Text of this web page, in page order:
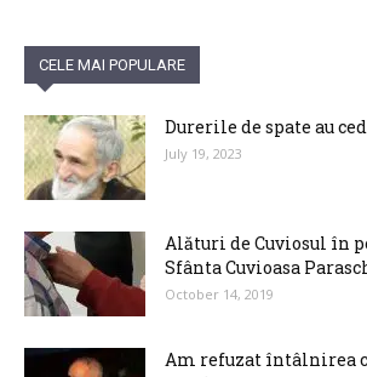
CELE MAI POPULARE
Durerile de spate au
July 19, 2023
Alături de Cuviosul în
Sfânta Cuvioasa
October 14, 2019
Am refuzat întâlnirea